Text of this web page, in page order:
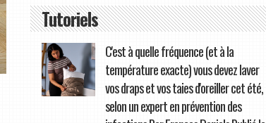
Tutoriels
C'est à quelle fréquence (et à la
température exacte) vous devez laver
vos draps et vos taies d'oreiller cet été,
selon un expert en prévention des